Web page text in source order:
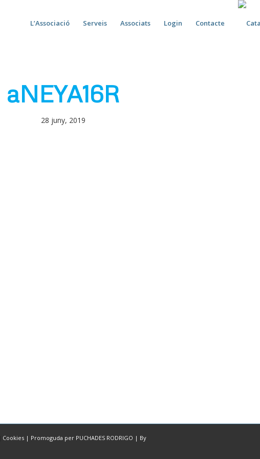
L’Associació Serveis Associats Login Contacte
aNEYA16R
28 juny, 2019
Cookies| Promoguda per PUCHADES RODRIGO | By